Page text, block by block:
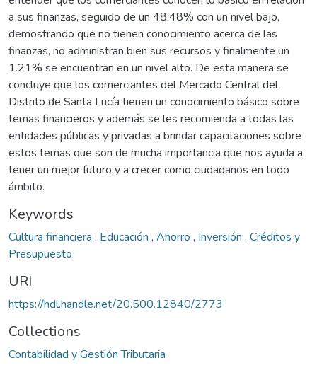
a sus finanzas, seguido de un 48.48% con un nivel bajo,
demostrando que no tienen conocimiento acerca de las
finanzas, no administran bien sus recursos y finalmente un
1.21% se encuentran en un nivel alto. De esta manera se
concluye que los comerciantes del Mercado Central del
Distrito de Santa Lucía tienen un conocimiento básico sobre
temas financieros y además se les recomienda a todas las
entidades públicas y privadas a brindar capacitaciones sobre
estos temas que son de mucha importancia que nos ayuda a
tener un mejor futuro y a crecer como ciudadanos en todo
ámbito.
Keywords
Cultura financiera , Educación , Ahorro , Inversión , Créditos y
Presupuesto
URI
https://hdl.handle.net/20.500.12840/2773
Collections
Contabilidad y Gestión Tributaria